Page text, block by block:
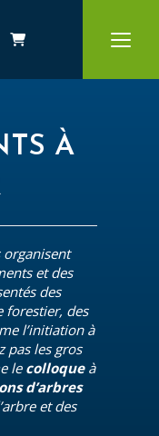
À
organisent
et des
des
forestier, des
l’initiation à
pas les gros
le colloqueà
d’arbres
et des